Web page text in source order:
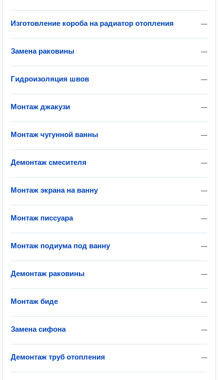
—
Изготовление короба на радиатор отопления
—
Замена раковины
—
Гидроизоляция швов
—
Монтаж джакузи
—
Монтаж чугунной ванны
—
Демонтаж смесителя
—
Монтаж экрана на ванну
—
Монтаж писсуара
—
Монтаж подиума под ванну
—
Демонтаж раковины
—
Монтаж биде
—
Замена сифона
—
Демонтаж труб отопления